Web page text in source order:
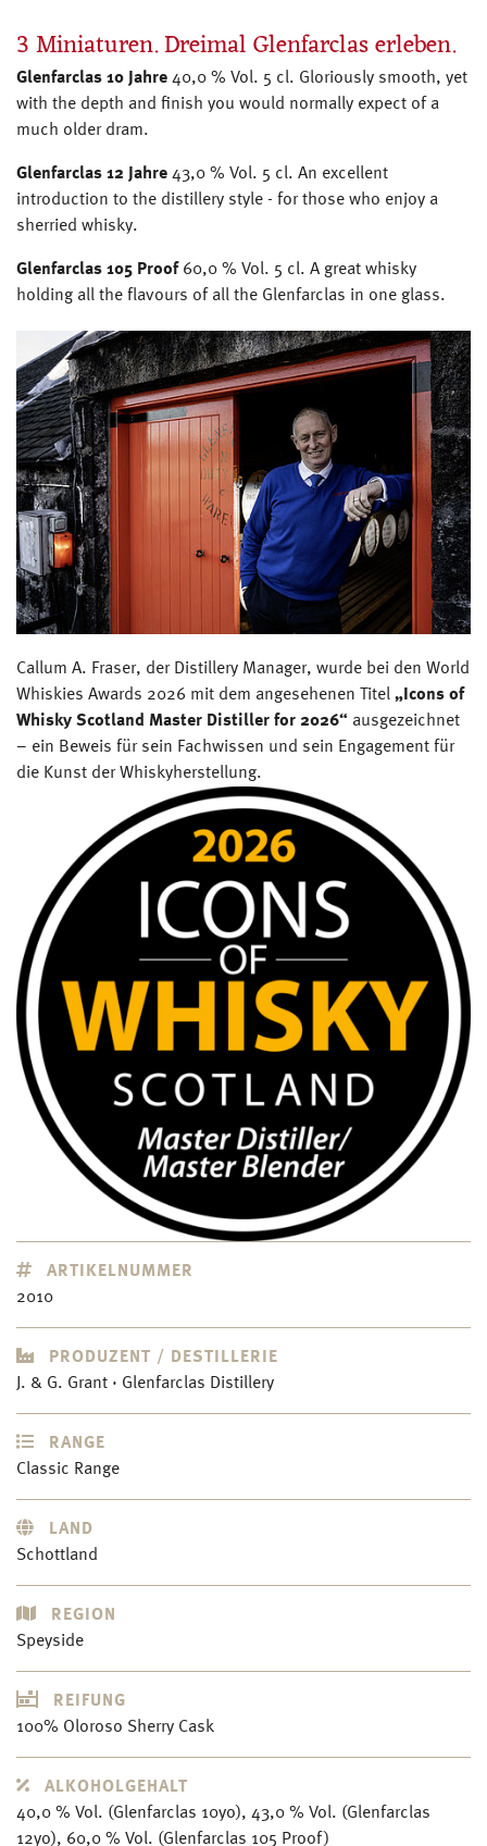
3 Miniaturen. Dreimal Glenfarclas erleben.
Glenfarclas 10 Jahre 40,0 % Vol. 5 cl. Gloriously smooth, yet
with the depth and finish you would normally expect of a
much older dram.
Glenfarclas 12 Jahre 43,0 % Vol. 5 cl. An excellent
introduction to the distillery style - for those who enjoy a
sherried whisky.
Glenfarclas 105 Proof60,0 % Vol. 5 cl. A great whisky
holding all the flavours of all the Glenfarclas in one glass.
Callum A. Fraser, der Distillery Manager, wurde bei den World
Whiskies Awards 2026 mit dem angesehenen Titel „Icons of
Whisky Scotland Master Distiller for 2026“ ausgezeichnet
– ein Beweis für sein Fachwissen und sein Engagement für
die Kunst der Whiskyherstellung.
ARTIKELNUMMER
2010
PRODUZENT / DESTILLERIE
J. & G. Grant · Glenfarclas Distillery
RANGE
Classic Range
LAND
Schottland
REGION
Speyside
REIFUNG
100% Oloroso Sherry Cask
ALKOHOLGEHALT
40,0 % Vol. (Glenfarclas 10yo), 43,0 % Vol. (Glenfarclas
12yo), 60,0 % Vol. (Glenfarclas 105 Proof)